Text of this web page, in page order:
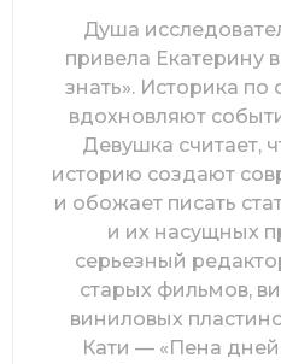
Душа
привела Екатерину
знать». Историка
вдохновляют
Девушка считает,
историю создают
и обожает писать
и их насущных
серьезный
старых фильмов,
виниловых
Кати — «Пена